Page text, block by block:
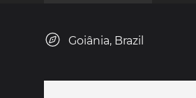
Goiânia, Brazil